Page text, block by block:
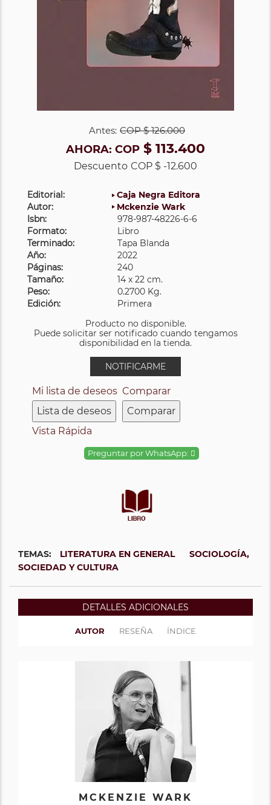
Antes: COP$ 126.000
AHORA: COP $ 113.400
Descuento COP $ -12.600
Editorial:
Caja Negra Editora
Autor:
Mckenzie Wark
Isbn:
978-987-48226-6-6
Formato:
Libro
Terminado:
Tapa Blanda
Año:
2022
Páginas:
240
Tamaño:
14 x 22 cm.
Peso:
0.2700 Kg.
Edición:
Primera
Producto no disponible.
Puede solicitar ser notificado cuando tengamos
disponibilidad en la tienda.
NOTIFICARME
Mi lista de deseos
Lista de deseos
Comparar
Comparar
Vista Rápida
Preguntar por WhatsApp:
TEMAS: LITERATURA EN GENERAL
SOCIOLOGÍA,
SOCIEDAD Y CULTURA
DETALLES ADICIONALES
AUTOR RESEÑA ÍNDICE
MCKENZIE WARK